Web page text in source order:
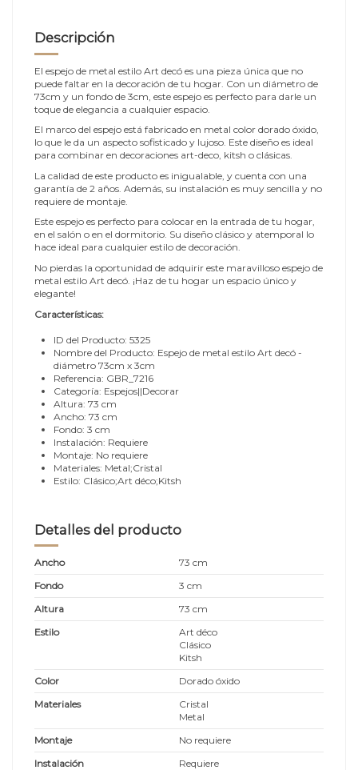
Descripción
El espejo de metal estilo Art decó es una pieza única que no
puede faltar en la decoración de tu hogar. Con un diámetro de
73cm y un fondo de 3cm, este espejo es perfecto para darle un
toque de elegancia a cualquier espacio.
El marco del espejo está fabricado en metal color dorado óxido,
lo que le da un aspecto sofisticado y lujoso. Este diseño es ideal
para combinar en decoraciones art-deco, kitsh o clásicas.
La calidad de este producto es inigualable, y cuenta con una
garantía de 2 años. Además, su instalación es muy sencilla y no
requiere de montaje.
Este espejo es perfecto para colocar en la entrada de tu hogar,
en el salón o en el dormitorio. Su diseño clásico y atemporal lo
hace ideal para cualquier estilo de decoración.
No pierdas la oportunidad de adquirir este maravilloso espejo de
metal estilo Art decó. ¡Haz de tu hogar un espacio único y
elegante!
Características:
ID del Producto: 5325
Nombre del Producto: Espejo de metal estilo Art decó -
diámetro 73cm x 3cm
Referencia: GBR_7216
Categoría: Espejos||Decorar
Altura: 73 cm
Ancho: 73 cm
Fondo: 3 cm
Instalación: Requiere
Montaje: No requiere
Materiales: Metal;Cristal
Estilo: Clásico;Art déco;Kitsh
Detalles del producto
Ancho
73 cm
Fondo
3 cm
Altura
73 cm
Estilo
Art déco
Clásico
Kitsh
Color
Dorado óxido
Materiales
Cristal
Metal
Montaje
No requiere
Instalación
Requiere